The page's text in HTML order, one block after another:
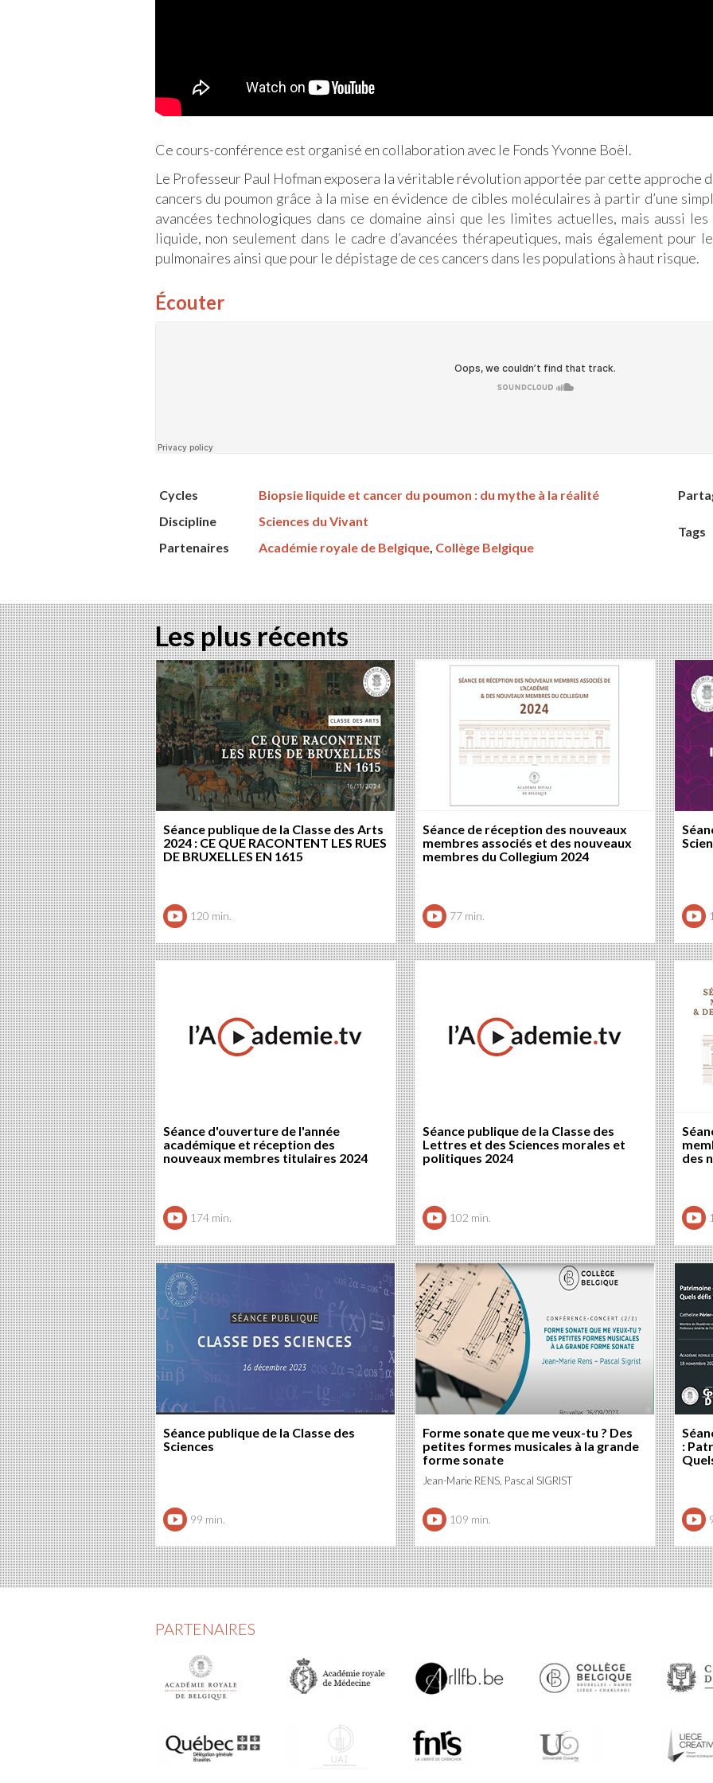
Ce cours-conférence est organisé en collaboration avec le Fonds Yvonne Boël.
Le Professeur Paul Hofman exposera la véritable révolution apportée par cette approche
cancers du poumon grâce à la mise en évidence de cibles moléculaires à partir d’une
avancées technologiques dans ce domaine ainsi que les limites actuelles, mais aussi
liquide, non seulement dans le cadre d’avancées thérapeutiques, mais également pour
pulmonaires ainsi que pour le dépistage de ces cancers dans les populations à haut risque.
Écouter
Cycles
Biopsie liquide et cancer du poumon : du mythe à la réalité
Discipline
Sciences du Vivant
Partenaires
Académie royale de Belgique, Collège Belgique
Tags
Les plus récents
Séance publique de la Classe des Arts
2024 : CE QUE RACONTENT LES RUES
DE BRUXELLES EN 1615
120 min.
Séance de réception des nouveaux
membres associés et des nouveaux
membres du Collegium 2024
77 min.
Séance d'ouverture de l'année
académique et réception des
nouveaux membres titulaires 2024
174 min.
Séance publique de la Classe des
Lettres et des Sciences morales et
politiques 2024
102 min.
des
Séance publique de la Classe des
Sciences
99 min.
Forme sonate que me veux-tu ? Des
petites formes musicales à la grande
forme sonate
Jean-Marie RENS, Pascal SIGRIST
109 min.
:
PARTENAIRES